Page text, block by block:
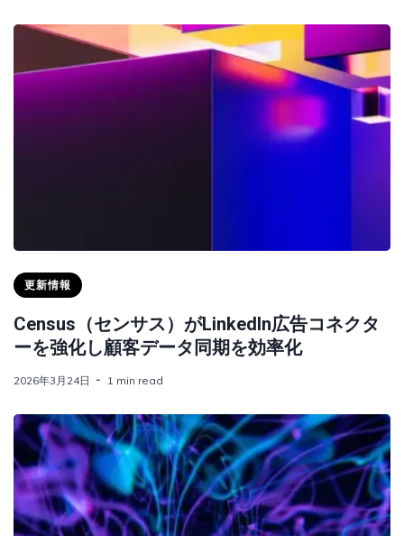
更新情報
Census（センサス）がLinkedIn広告コネクタ
ーを強化し顧客データ同期を効率化
2026年3月24日 1 min read